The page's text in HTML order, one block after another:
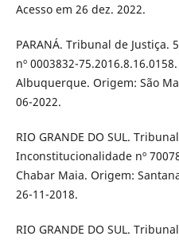
Acesso em 26 dez. 2022.
PARANÁ. Tribunal de Justiça.
nº 0003832-
Albuquerque. Origem: São
06-2022.
RIO GRANDE DO SUL.
Inconstitucionalidade nº
Chabar Maia. Origem:
26-11-2018.
RIO GRANDE DO SUL.